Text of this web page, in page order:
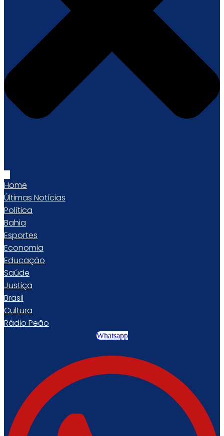
Home
Últimas Notícias
Política
Bahia
Esportes
Economia
Educação
Saúde
Justiça
Brasil
Cultura
Rádio Peão
Whatsapp